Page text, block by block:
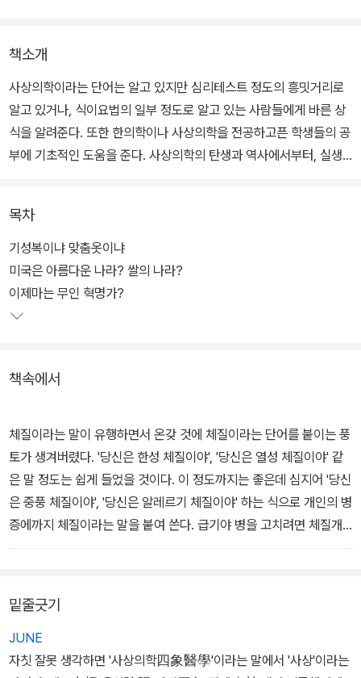
책소개
사상의학이라는 단어는 알고 있지만 심리테스트 정도의 흥밋거리로
알고 있거나, 식이요법의 일부 정도로 알고 있는 사람들에게 바른 상
식을 알려준다. 또한 한의학이나 사상의학을 전공하고픈 학생들의 공
부에 기초적인 도움을 준다. 사상의학의 탄생과 역사에서부터, 실생
목차
기성복이냐 맞춤옷이냐
미국은 아름다운 나라? 쌀의 나라?
이제마는 무인 혁명가?
책속에서
체질이라는 말이 유행하면서 온갖 것에 체질이라는 단어를 붙이는 풍
토가 생겨버렸다. '당신은 한성 체질이야', '당신은 열성 체질이야' 같
은 말 정도는 쉽게 들었을 것이다. 이 정도까지는 좋은데 심지어 '당신
은 중풍 체질이야', '당신은 알레르기 체질이야' 하는 식으로 개인의 병
증에까지 체질이라는 말을 붙여 쓴다. 급기야 병을 고치려면 체질개
선을 해야만 한다는 말까지 한다. 아니, 저마다 타고난 체질을 어떻게
예를 들어, 체질개선이라는 말은 A형 혈액형이 맘에 들지 않으니 B형
이나 O형, AB형으로 개선해야 한다는 말과 같다. 이것은 불가능한
일이다. 사실 이러한 개념 혼란은 우리 의사들이 만든 것이다. 가족력
밑줄긋기
JUNE
자칫 잘못 생각하면 '사상의학四象醫學'이라는 말에서 '사상'이라는